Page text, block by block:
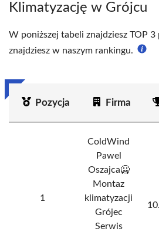
Klimatyzację w Grójcu
W poniższej tabeli znajdziesz TOP
znajdziesz w naszym rankingu.
Pozycja Firma
1
ColdWind
Pawel
Oszajca🥶
Montaz
klimatyzacji
Grójec
Serwis